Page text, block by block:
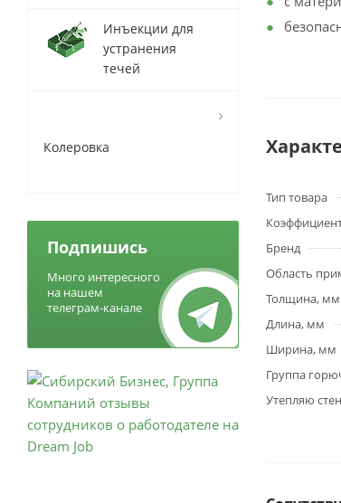
Тип товара
Бренд
Область
Толщина, мм
Длина, мм
Ширина, мм
Группа
Утепляю
Инъекции для
устранения
течей
Колеровка
Подпишись
Много интересного
на нашем
телеграм-канале